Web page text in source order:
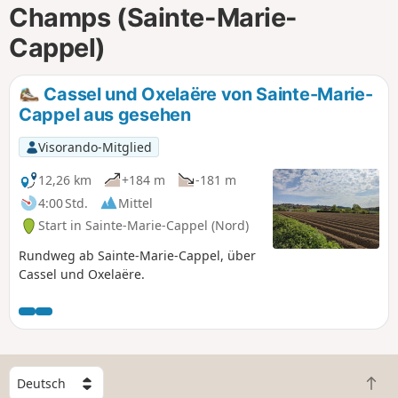
Champs (Sainte-Marie-
Cappel)
Cassel und Oxelaëre von Sainte-Marie-
Cappel aus gesehen
Visorando-Mitglied
12,26 km
+184 m
-181 m
4:00 Std.
Mittel
Start in Sainte-Marie-Cappel (Nord)
Rundweg ab Sainte-Marie-Cappel, über
Cassel und Oxelaëre.
W
ä
Z